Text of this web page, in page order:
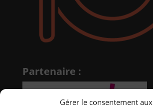
Gérer le consentement aux
Partenaire :